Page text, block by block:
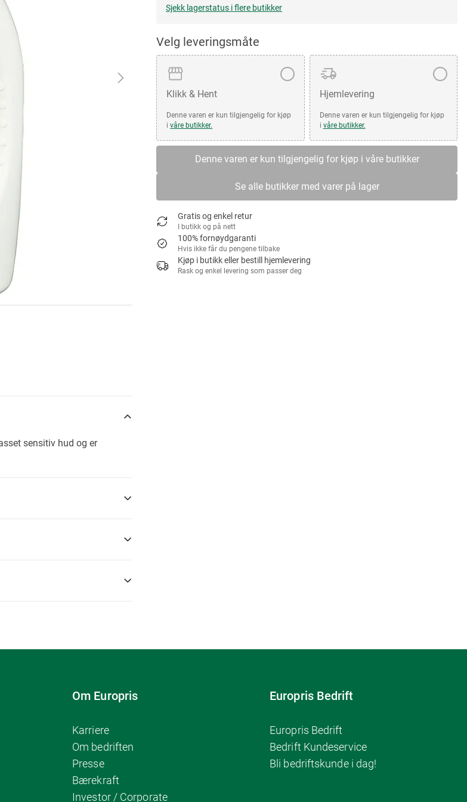
Sjekk lagerstatus i flere butikker
Velg leveringsmåte
Klikk & Hent
Denne varen er kun tilgjengelig for kjøp
ivåre butikker.
Hjemlevering
Denne varen er kun tilgjengelig for kjøp
i våre butikker.
Denne varen er kun tilgjengelig for kjøp i våre butikker
Se alle butikker med varer på lager
Gratis og enkel retur
I butikk og på nett
100% fornøydgaranti
Hvis ikke får du pengene tilbake
Kjøp i butikk eller bestill hjemlevering
Rask og enkel levering som passer deg
sensitiv hud og er
Om Europris
Karriere
Om bedriften
Presse
Bærekraft
Investor / Corporate
Europris Bedrift
Europris Bedrift
Bedrift Kundeservice
Bli bedriftskunde i dag!